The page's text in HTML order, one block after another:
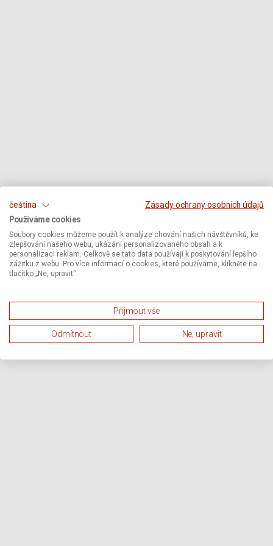
čeština
Zásady ochrany osobních údajů
Používáme cookies
Soubory cookies můžeme použít k analýze chování našich návštěvníků, ke
zlepšování našeho webu, ukázání personalizovaného obsah a k
personalizaci reklam. Celkově se tato data používají k poskytování lepšího
zážitku z webu. Pro více informací o cookies, které používáme, klikněte na
tlačítko „Ne, upravit“.
Přijmout vše
Odmítnout Ne, upravit